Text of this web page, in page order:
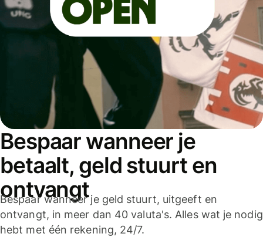
Bespaar wanneer je
betaalt, geld stuurt en
ontvangt
Bespaar wanneer je geld stuurt, uitgeeft en
ontvangt, in meer dan 40 valuta's. Alles wat je nodig
hebt met één rekening, 24/7.